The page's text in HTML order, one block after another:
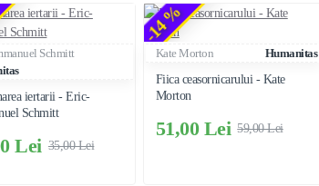
Schmitt
iertarii - Eric-
Schmitt
Lei 35,00 Lei
-14 %
Kate Morton
Humanitas
Fiica ceasornicarului - Kate
Morton
51,00 Lei 59,00 Lei